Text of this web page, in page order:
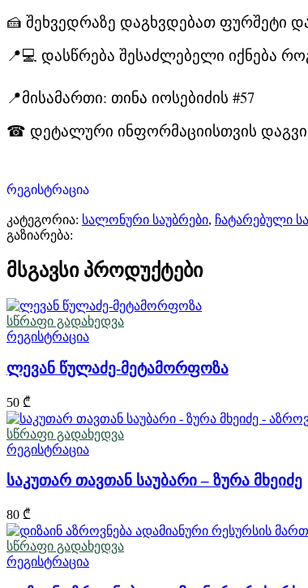
🍰 შეხვედრაზე დაგხვდებათ ფურშეტი
📍💻 დასწრება შესაძლებელი იქნება
📍მისამართი: თინა იოსებიძის #57
☎ დეტალური ინფორმაციისთვის
რეგისტრაცია
კატეგორია: სალონური საუბრები, ჩატარებული
გაზიარება:
მსგავსი პროდუქტები
სწრაფი გადახედვა
რეგისტრაცია
ლევან წულაძე-მეტამორფოზა
50 ₾
სწრაფი გადახედვა
რეგისტრაცია
საკუთარ თავთან საუბარი – ზურა მხეიძე
80 ₾
სწრაფი გადახედვა
რეგისტრაცია